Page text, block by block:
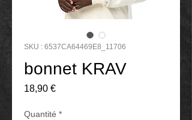
SKU : 6537CA64469E8_11706
bonnet KRAV
18,90 €Prix
Quantité *